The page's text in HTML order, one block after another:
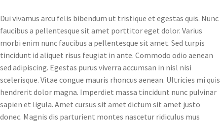
Dui vivamus arcu felis bibendum ut tristique et egestas quis. Nunc
faucibus a pellentesque sit amet porttitor eget dolor. Varius
morbi enim nunc faucibus a pellentesque sit amet. Sed turpis
tincidunt id aliquet risus feugiat in ante. Commodo odio aenean
sed adipiscing. Egestas purus viverra accumsan in nisl nisi
scelerisque. Vitae congue mauris rhoncus aenean. Ultricies mi quis
hendrerit dolor magna. Imperdiet massa tincidunt nunc pulvinar
sapien et ligula. Amet cursus sit amet dictum sit amet justo
donec. Magnis dis parturient montes nascetur ridiculus mus